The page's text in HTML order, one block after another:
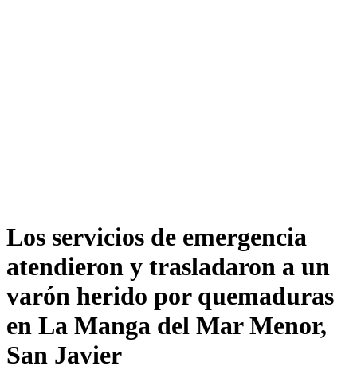
Los servicios de emergencia
atendieron y trasladaron a un
varón herido por quemaduras
en La Manga del Mar Menor,
San Javier